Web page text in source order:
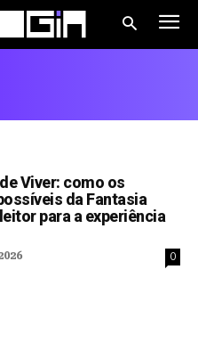
Viver: como os
da Fantasia
para a experiência
0